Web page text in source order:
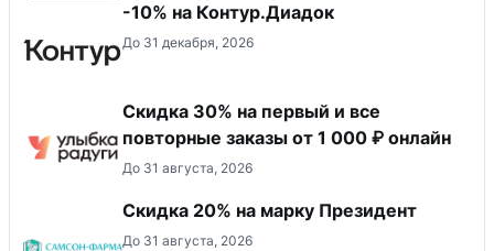
-10% на Контур.Диадок
До 31 декабря, 2026
Скидка 30% на первый и все
повторные заказы от 1 000 ₽ онлайн
До 31 августа, 2026
Скидка 20% на марку Президент
До 31 августа, 2026